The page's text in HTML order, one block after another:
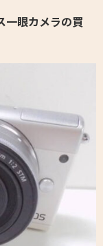
一眼カメラの買